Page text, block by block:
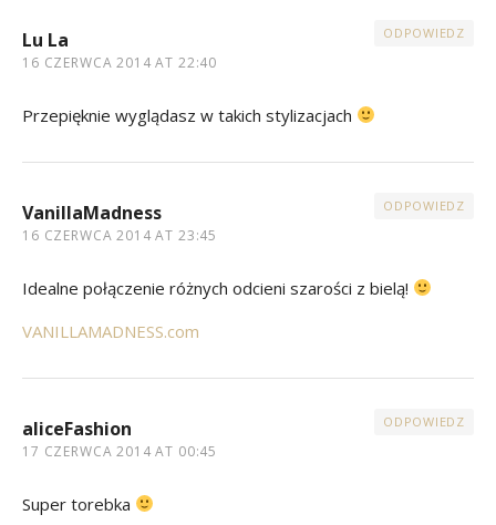
Lu La
16 CZERWCA 2014 AT 22:40
ODPOWIEDZ
Przepięknie wyglądasz w takich stylizacjach
VanillaMadness
16 CZERWCA 2014 AT 23:45
ODPOWIEDZ
Idealne połączenie różnych odcieni szarości z bielą!
VANILLAMADNESS.com
aliceFashion
17 CZERWCA 2014 AT 00:45
ODPOWIEDZ
Super torebka